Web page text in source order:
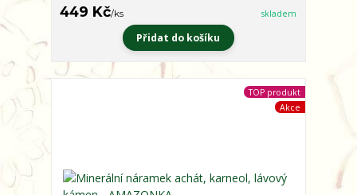
449 Kč/ks skladem
Přidat do košíku
TOP produkt
Akce